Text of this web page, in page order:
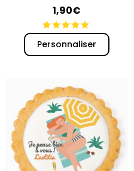
1,90€
Personnaliser